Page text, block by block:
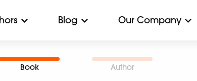
Blog Our Company
Book Author